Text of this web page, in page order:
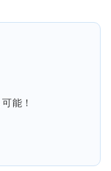
可能！